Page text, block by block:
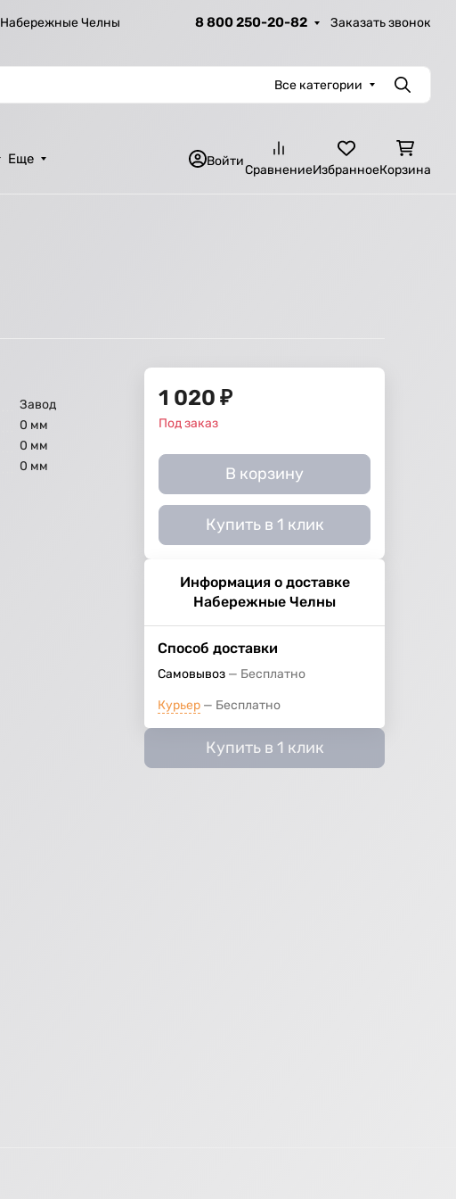
Набережные Челны 8 800 250-20-82 Заказать звонок
Все категории Поиск
Еще Войти
СравнениеИзбранноеКорзина
Завод
0 мм
0 мм
0 мм
1 020 ₽
Под заказ
В корзину
Купить в 1 клик
Информация о доставке
Набережные Челны
Способ доставки
Самовывоз Бесплатно
Курьер Бесплатно
Купить в 1 клик